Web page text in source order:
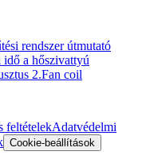
rendszer útmutató
a hőszivattyú
2.Fan coil
feltételekAdatvédelmi
Cookie-beállítások